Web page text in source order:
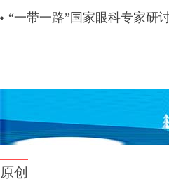
“一带一路”国家眼科专家研